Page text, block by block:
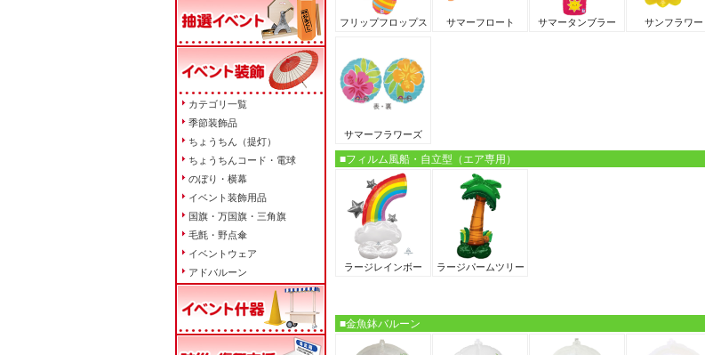
フリップフロップス サマーフロート サマータンブラー サンフラワー
サマーフラワーズ
■フィルム風船・自立型（エア専用）
ラージレインボー ラージパームツリー
■金魚鉢バルーン
カテゴリ一覧
季節装飾品
ちょうちん（提灯）
ちょうちんコード・電球
のぼり・横幕
イベント装飾用品
国旗・万国旗・三角旗
毛氈・野点傘
イベントウェア
アドバルーン